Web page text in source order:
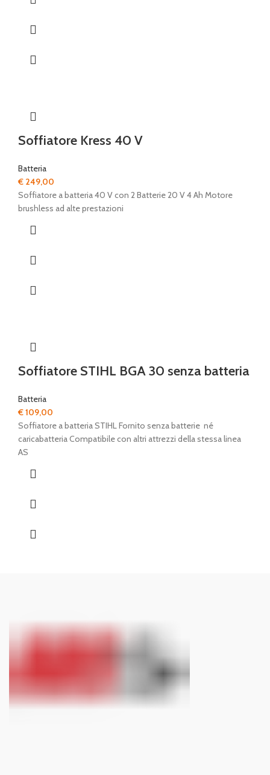
Soffiatore Kress 40 V
Batteria
€ 249,00
Soffiatore a batteria 40 V con 2 Batterie 20 V 4 Ah Motore
brushless ad alte prestazioni
Soffiatore STIHL BGA 30 senza batteria
Batteria
€109,00
Soffiatore a batteria STIHL Fornito senza batterie né
caricabatteria Compatibile con altri attrezzi della stessa linea
AS